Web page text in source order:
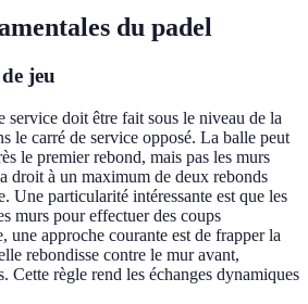
du padel
jeu
service doit être fait sous le niveau de la
le carré de service opposé. La balle peut
le premier rebond, mais pas les murs
droit à un maximum de deux rebonds
Une particularité intéressante est que les
murs pour effectuer des coups
une approche courante est de frapper la
rebondisse contre le mur avant,
Cette règle rend les échanges dynamiques